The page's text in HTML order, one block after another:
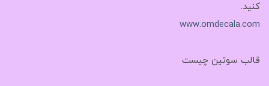
کنید.
www.omdecala.com
قالب سوتین چیست